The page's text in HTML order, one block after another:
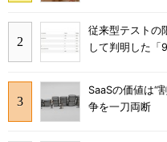
従来型テスト
して判明した「
SaaSの価値は“
争を一刀両断